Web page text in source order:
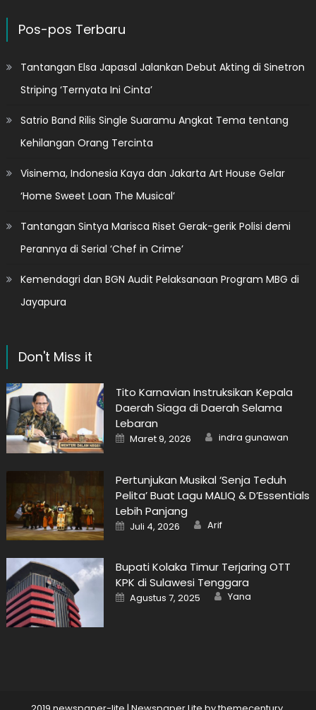
Pos-pos Terbaru
Tantangan Elsa Japasal Jalankan Debut Akting di Sinetron
Striping ‘Ternyata Ini Cinta’
Satrio Band Rilis Single Suaramu Angkat Tema tentang
Kehilangan Orang Tercinta
Visinema, Indonesia Kaya dan Jakarta Art House Gelar
‘Home Sweet Loan The Musical’
Tantangan Sintya Marisca Riset Gerak-gerik Polisi demi
Perannya di Serial ‘Chef in Crime’
Kemendagri dan BGN Audit Pelaksanaan Program MBG di
Jayapura
Don't Miss it
Tito Karnavian Instruksikan Kepala
Daerah Siaga di Daerah Selama
Lebaran
Posted
on
Maret 9, 2026 Author
indra gunawan
Pertunjukan Musikal ‘Senja Teduh
Pelita’ Buat Lagu MALIQ & D’Essentials
Lebih Panjang
Posted
on
Juli 4, 2026 Author
Arif
Bupati Kolaka Timur Terjaring OTT
KPK di Sulawesi Tenggara
Posted
on
Agustus 7, 2025 Author
Yana